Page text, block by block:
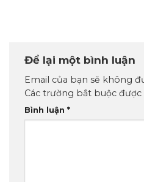
Để lại một bình luận
Email của bạn sẽ không
Các trường bắt buộc được
Bình luận *